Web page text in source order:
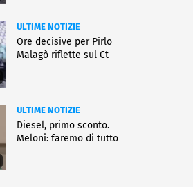
ULTIME NOTIZIE
Ore decisive per Pirlo
Malagò riflette sul Ct
ULTIME NOTIZIE
Diesel, primo sconto.
Meloni: faremo di tutto